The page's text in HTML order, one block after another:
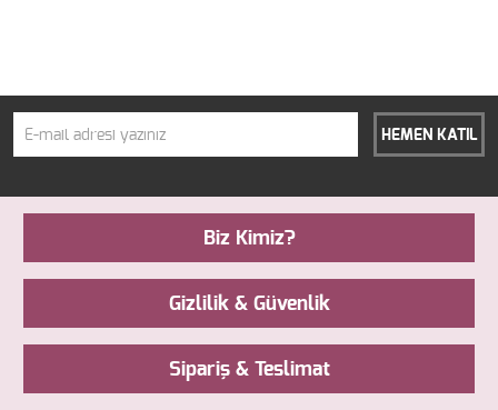
HEMEN KATIL
Biz Kimiz?
Gizlilik & Güvenlik
Sipariş & Teslimat